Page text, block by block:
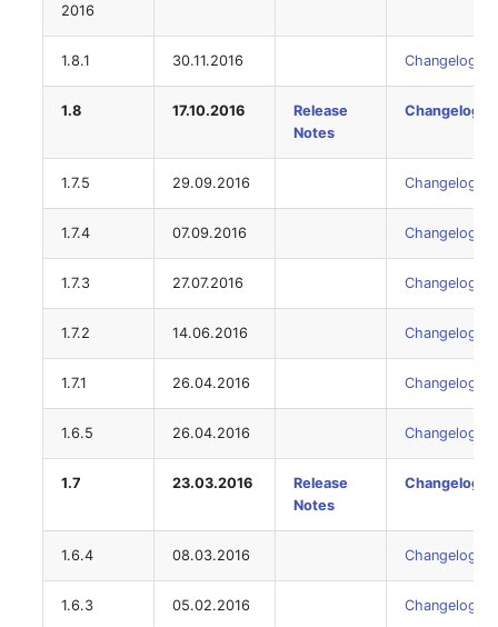
Rechenressourcen
Rechnung
Remote Management
Objekte
Schnittstelle
Schrank
2016
1.8.1 30.11.2016 Changelog
1.8 17.10.2016
Release
Notes
Changelog
1.7.5 29.09.2016 Changelog
1.7.4 07.09.2016 Changelog
1.7.3 27.07.2016 Changelog
1.7.2 14.06.2016 Changelog
1.7.1 26.04.2016 Changelog
1.6.5 26.04.2016 Changelog
1.7 23.03.2016
Release
Notes
Changelog
1.6.4 08.03.2016 Changelog
1.6.3 05.02.2016 Changelog